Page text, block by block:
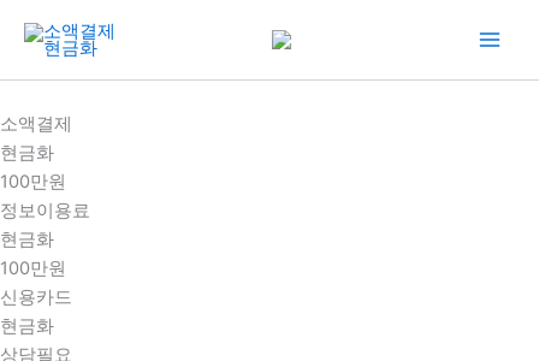
건
너
뛰
기
소액결제
현금화
100만원
정보이용료
현금화
100만원
신용카드
현금화
상담필요